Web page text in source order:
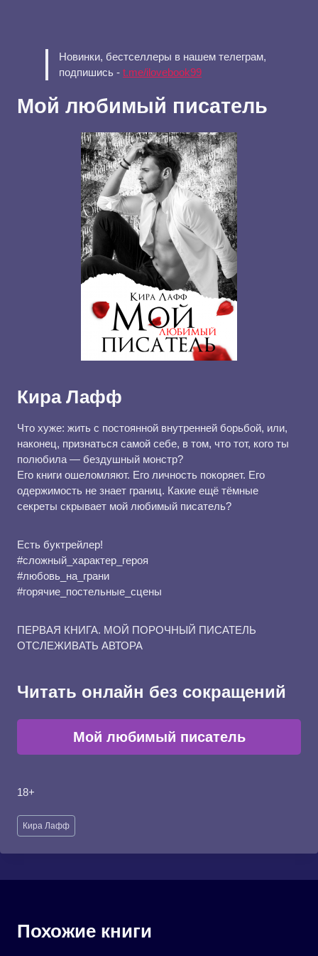
Новинки, бестселлеры в нашем телеграм,
подпишись - t.me/ilovebook99
Мой любимый писатель
Кира Лафф
Что хуже: жить с постоянной внутренней борьбой, или,
наконец, признаться самой себе, в том, что тот, кого ты
полюбила — бездушный монстр?
Его книги ошеломляют. Его личность покоряет. Его
одержимость не знает границ. Какие ещё тёмные
секреты скрывает мой любимый писатель?
Есть буктрейлер!
#сложный_характер_героя
#любовь_на_грани
#горячие_постельные_сцены
ПЕРВАЯ КНИГА. МОЙ ПОРОЧНЫЙ ПИСАТЕЛЬ
ОТСЛЕЖИВАТЬ АВТОРА
Читать онлайн без сокращений
Мой любимый писатель
18+
Метки
записи:
Кира Лафф
Похожие книги